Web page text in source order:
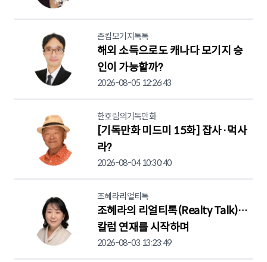
존킴모기지톡톡
해외 소득으로도 캐나다 모기지 승
인이 가능할까?
2026-08-05 12:26:43
한호림의기독만화
[기독만화 미드미 15화] 잡사·먹사
라?
2026-08-04 10:30:40
조혜라리얼티톡
조혜라의 리얼티톡(Realty Talk)…
칼럼 연재를 시작하며
2026-08-03 13:23:49